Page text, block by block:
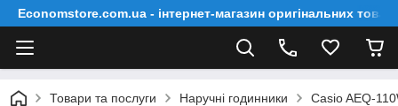
Economstore.com.ua - інтернет-магазин оригінальних
Товари та послуги Наручні годинники Casio AEQ-